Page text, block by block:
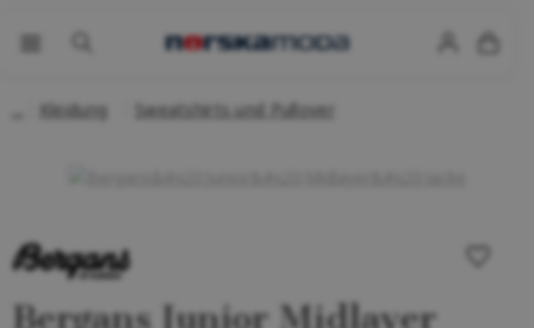
Kleidung Sweatshirts und Pullover
Bergans Junior Midlayer